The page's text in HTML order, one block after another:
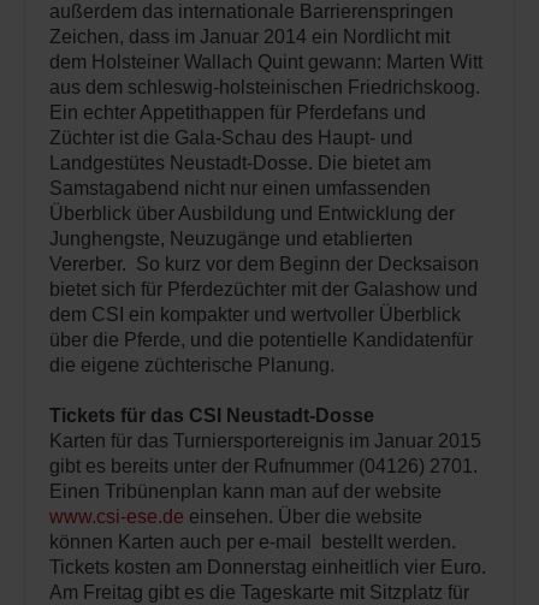
außerdem das internationale Barrierenspringen
Zeichen, dass im Januar 2014 ein Nordlicht mit
dem Holsteiner Wallach Quint gewann: Marten Witt
aus dem schleswig-holsteinischen Friedrichskoog.
Ein echter Appetithappen für Pferdefans und
Züchter ist die Gala-Schau des Haupt- und
Landgestütes Neustadt-Dosse. Die bietet am
Samstagabend nicht nur einen umfassenden
Überblick über Ausbildung und Entwicklung der
Junghengste, Neuzugänge und etablierten
Vererber. So kurz vor dem Beginn der Decksaison
bietet sich für Pferdezüchter mit der Galashow und
dem CSI ein kompakter und wertvoller Überblick
über die Pferde, und die potentielle Kandidatenfür
die eigene züchterische Planung.
Tickets für das CSI Neustadt-Dosse
Karten für das Turniersportereignis im Januar 2015
gibt es bereits unter der Rufnummer (04126) 2701.
Einen Tribünenplan kann man auf der website
www.csi-ese.de einsehen. Über die website
können Karten auch per e-mail bestellt werden.
Tickets kosten am Donnerstag einheitlich vier Euro.
Am Freitag gibt es die Tageskarte mit Sitzplatz für